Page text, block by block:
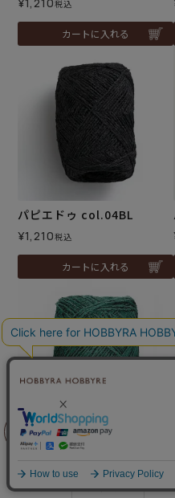
商品を探す 手芸を学ぶ
前に戻る
税込
カートに入れる
パピエドゥ col.04BL
¥1,210税込
カートに入れる
パピエドゥ col.06G
¥ 1,210税込